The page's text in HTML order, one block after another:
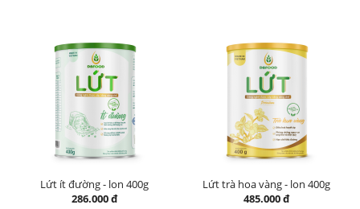
Lứt ít đường - lon 400g
286.000 đ
Lứt trà hoa vàng - lon 400g
485.000 đ